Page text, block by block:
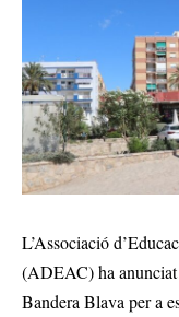
L’Associació
(ADEAC) ha anunciat
Bandera Blava per a